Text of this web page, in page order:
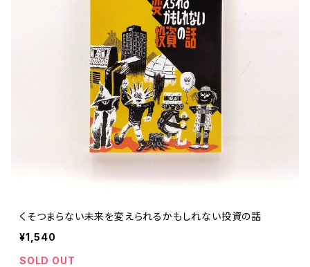
くそつまらない未来を変えられるかもしれない投資の話
¥1,540
SOLD OUT